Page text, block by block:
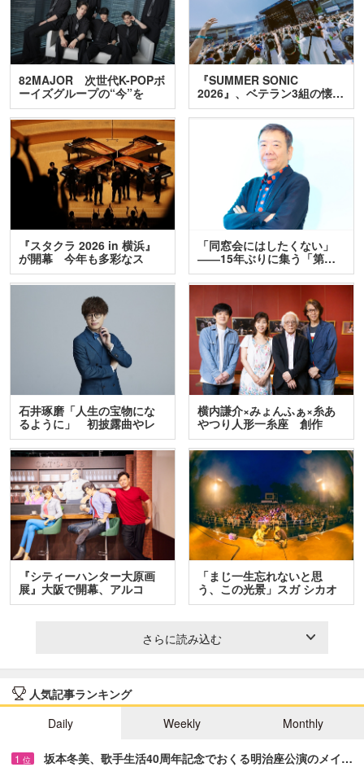
82MAJOR 次世代K-POPボ
ーイズグループの“今”を
訊…
『SUMMER SONIC
2026』、ベテラン3組の懐…
『スタクラ 2026 in 横浜』
が開幕 今年も多彩なス
テ…
「同窓会にはしたくない」
――15年ぶりに集う「第…
石井琢磨「人生の宝物にな
るように」 初披露曲やレ
ア…
横内謙介×みょんふぁ×糸あ
やつり人形一糸座 創作
人…
『シティーハンター大原画
展』大阪で開幕、アルコ
＆…
「まじ一生忘れないと思
う、この光景」スガ シカオ
と…
さらに読み込む
人気記事ランキング
Daily
Weekly Monthly
1 位 坂本冬美、歌手生活40周年記念でおくる明治座公演のメイ…